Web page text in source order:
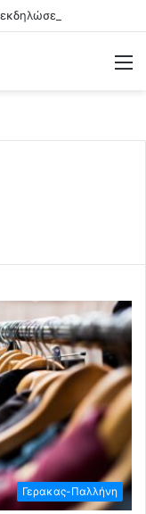
Γερακας-Παλλήνη